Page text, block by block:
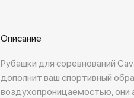
Описание
Рубашки для соревнований
дополнит ваш спортивный
воздухопроницаемостью, они